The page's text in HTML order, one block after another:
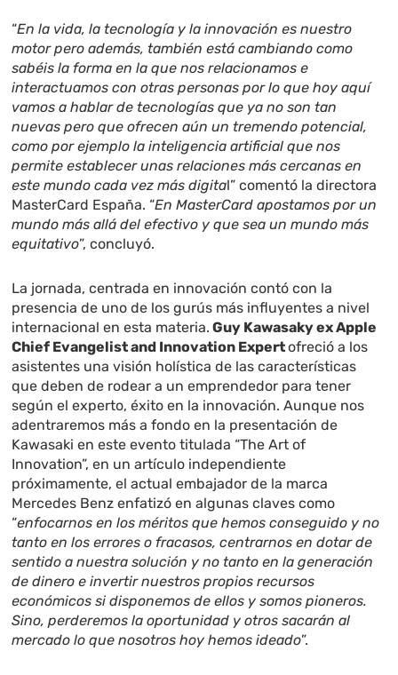
“En la vida, la tecnología y la innovación es nuestro
motor pero además, también está cambiando como
sabéis la forma en la que nos relacionamos e
interactuamos con otras personas por lo que hoy aquí
vamos a hablar de tecnologías que ya no son tan
nuevas pero que ofrecen aún un tremendo potencial,
como por ejemplo la inteligencia artificial que nos
permite establecer unas relaciones más cercanas en
este mundo cada vez más digital” comentó la directora
MasterCard España. “En MasterCard apostamos por un
mundo más allá del efectivo y que sea un mundo más
equitativo”, concluyó.
La jornada, centrada en innovación contó con la
presencia de uno de los gurús más influyentes a nivel
internacional en esta materia. Guy Kawasaky ex Apple
Chief Evangelist and Innovation Expertofreció a los
asistentes una visión holística de las características
que deben de rodear a un emprendedor para tener
según el experto, éxito en la innovación. Aunque nos
adentraremos más a fondo en la presentación de
Kawasaki en este evento titulada “The Art of
Innovation”, en un artículo independiente
próximamente, el actual embajador de la marca
Mercedes Benz enfatizó en algunas claves como
“enfocarnos en los méritos que hemos conseguido y no
tanto en los errores o fracasos, centrarnos en dotar de
sentido a nuestra solución y no tanto en la generación
de dinero e invertir nuestros propios recursos
económicos si disponemos de ellos y somos pioneros.
Sino, perderemos la oportunidad y otros sacarán al
mercado lo que nosotros hoy hemos ideado”.